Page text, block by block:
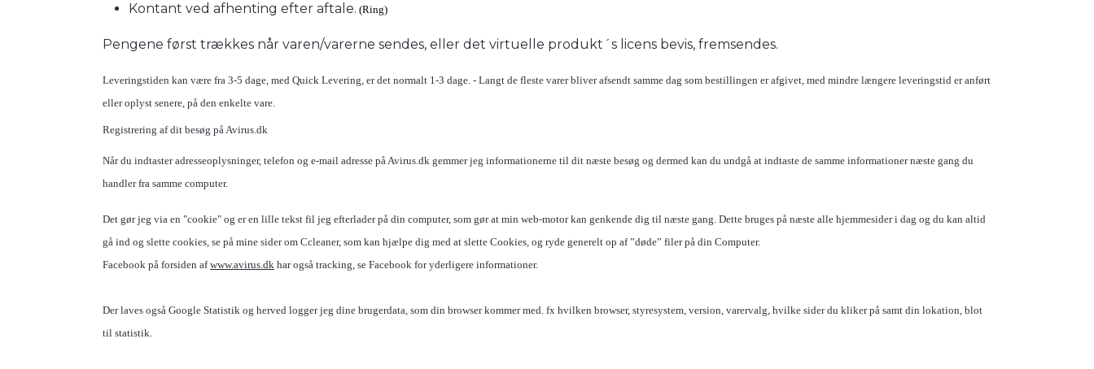
Kontant ved afhenting efter aftale. (Ring)
Pengene først trækkes når varen/varerne sendes, eller det virtuelle produkt´s licens bevis, fremsendes.
Leveringstiden kan være fra 3-5 dage, med Quick Levering, er det normalt 1-3 dage. - Langt de fleste varer bliver afsendt samme dag som bestillingen er afgivet, med mindre længere leveringstid er anført
eller oplyst senere, på den enkelte vare.
Registrering af dit besøg på Avirus.dk
Når du indtaster adresseoplysninger, telefon og e-mail adresse på Avirus.dk gemmer jeg informationerne til dit næste besøg og dermed kan du undgå at indtaste de samme informationer næste gang du
handler fra samme computer.
Det gør jeg via en "cookie" og er en lille tekst fil jeg efterlader på din computer, som gør at min web-motor kan genkende dig til næste gang. Dette bruges på næste alle hjemmesider i dag og du kan altid
gå ind og slette cookies, se på mine sider om Ccleaner, som kan hjælpe dig med at slette Cookies, og ryde generelt op af ”døde” filer på din Computer.
Facebook på forsiden afwww.avirus.dk har også tracking, se Facebook for yderligere informationer.
Der laves også Google Statistik og herved logger jeg dine brugerdata, som din browser kommer med. fx hvilken browser, styresystem, version, varervalg, hvilke sider du kliker på samt din lokation, blot
til statistik.